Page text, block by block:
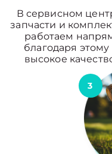
В сервисном
запчасти и
работаем
благодаря
высокое
3